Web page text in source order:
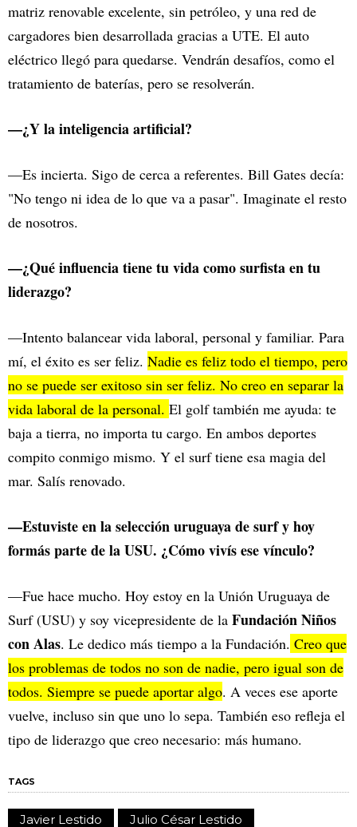
matriz renovable excelente, sin petróleo, y una red de
cargadores bien desarrollada gracias a UTE. El auto
eléctrico llegó para quedarse. Vendrán desafíos, como el
tratamiento de baterías, pero se resolverán.
—¿Y la inteligencia artificial?
—Es incierta. Sigo de cerca a referentes. Bill Gates decía:
"No tengo ni idea de lo que va a pasar". Imaginate el resto
de nosotros.
—¿Qué influencia tiene tu vida como surfista en tu
liderazgo?
—Intento balancear vida laboral, personal y familiar. Para
mí, el éxito es ser feliz. Nadie es feliz todo el tiempo, pero
no se puede ser exitoso sin ser feliz. No creo en separar la
vida laboral de la personal. El golf también me ayuda: te
baja a tierra, no importa tu cargo. En ambos deportes
compito conmigo mismo. Y el surf tiene esa magia del
mar. Salís renovado.
—Estuviste en la selección uruguaya de surf y hoy
formás parte de la USU. ¿Cómo vivís ese vínculo?
—Fue hace mucho. Hoy estoy en la Unión Uruguaya de
Surf (USU) y soy vicepresidente de la Fundación Niños
con Alas. Le dedico más tiempo a la Fundación. Creo que
los problemas de todos no son de nadie, pero igual son de
todos. Siempre se puede aportar algo. A veces ese aporte
vuelve, incluso sin que uno lo sepa. También eso refleja el
tipo de liderazgo que creo necesario: más humano.
TAGS
Javier Lestido
Julio César Lestido